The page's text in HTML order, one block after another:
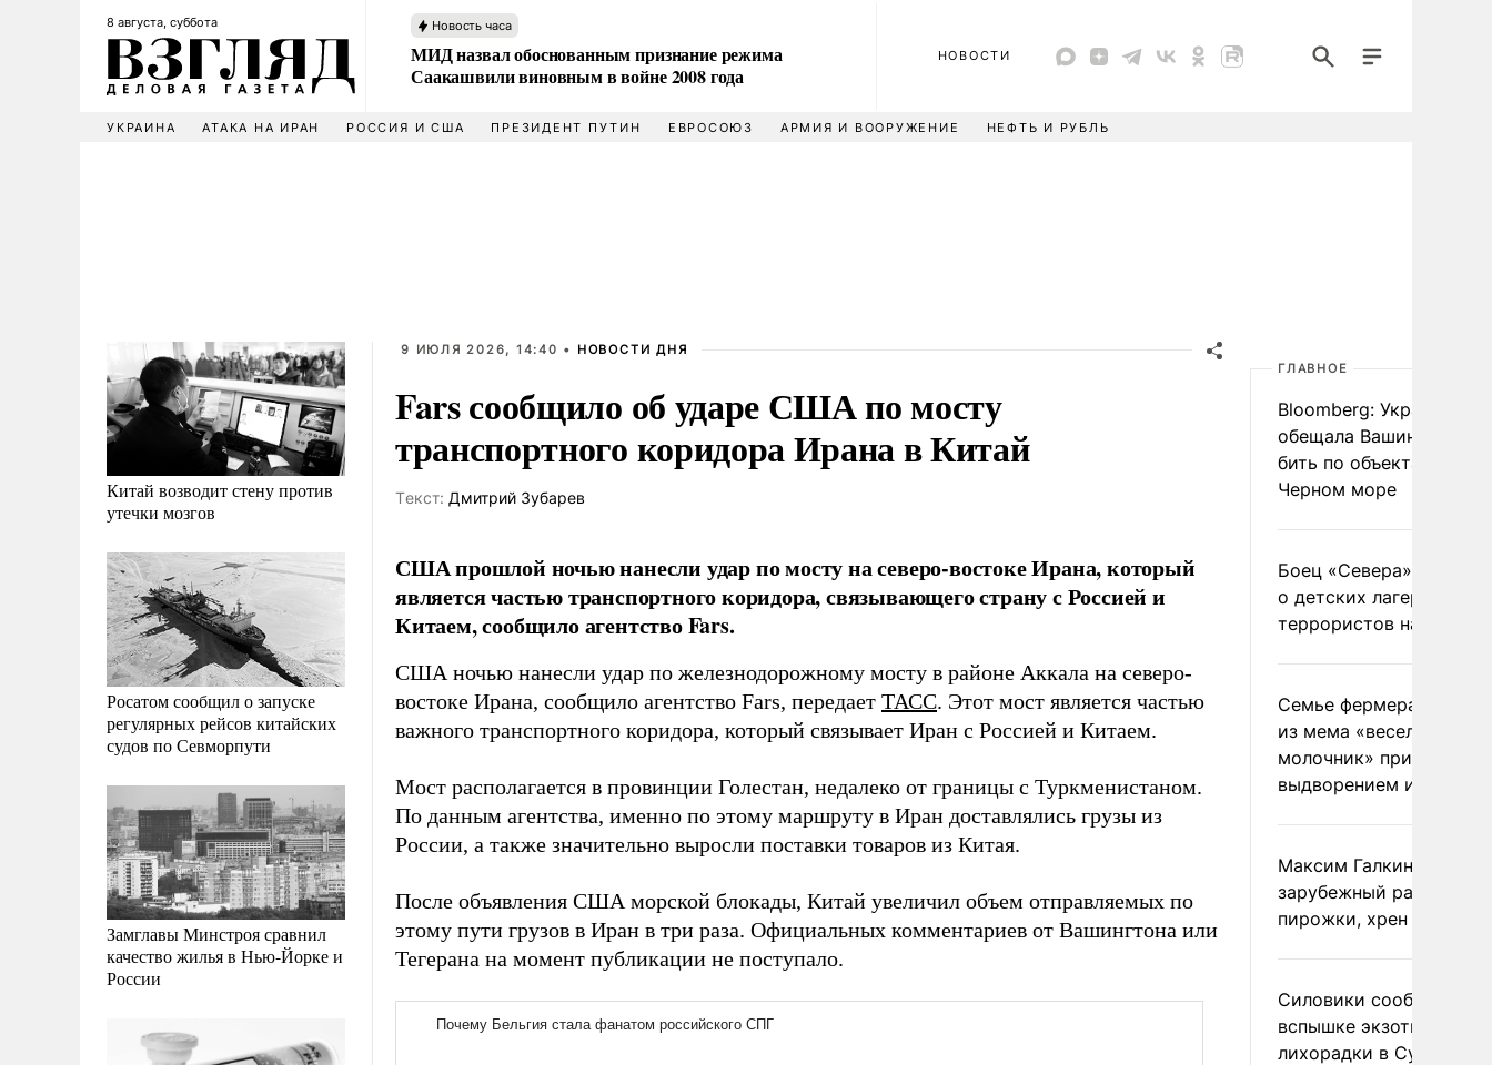
8 августа, суббота Новость часа
МИД назвал обоснованным признание режима
Саакашвили виновным в войне 2008 года
НОВОСТИ
УКРАИНА АТАКА НА ИРАН РОССИЯ И США ПРЕЗИДЕНТ ПУТИН ЕВРОСОЮЗ АРМИЯ И ВООРУЖЕНИЕ НЕФТЬ И РУБЛЬ
Китай возводит стену против
утечки мозгов
Росатом сообщил о запуске
регулярных рейсов китайских
судов по Севморпути
Замглавы Минстроя сравнил
качество жилья в Нью-Йорке и
России
9 ИЮЛЯ 2026, 14:40 • НОВОСТИ ДНЯ
Fars сообщило об ударе США по мосту
транспортного коридора Ирана в Китай
Tекст: Дмитрий Зубарев
США прошлой ночью нанесли удар по мосту на северо-востоке Ирана, который
является частью транспортного коридора, связывающего страну с Россией и
Китаем, сообщило агентство Fars.
США ночью нанесли удар по железнодорожному мосту в районе Аккала на северо-
востоке Ирана, сообщило агентство Fars, передает ТАСС. Этот мост является частью
важного транспортного коридора, который связывает Иран с Россией и Китаем.
Мост располагается в провинции Голестан, недалеко от границы с Туркменистаном.
По данным агентства, именно по этому маршруту в Иран доставлялись грузы из
России, а также значительно выросли поставки товаров из Китая.
После объявления США морской блокады, Китай увеличил объем отправляемых по
этому пути грузов в Иран в три раза. Официальных комментариев от Вашингтона или
Тегерана на момент публикации не поступало.
ГЛАВНОЕ
Bloomberg: Украина
обещала Вашингтону не
бить по объектам КТК в
Черном море
Боец «Севера»
о детских лагерях
террористов на
Семье фермера
из мема «веселый
молочник» пригрозили
выдворением из
Максим Галкин
зарубежный райдер
пирожки, хрен и морс
Силовики сообщили о
вспышке экзотической
лихорадки в Сумской